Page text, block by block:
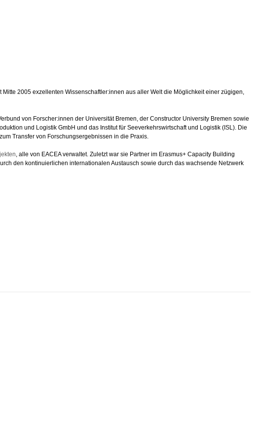
Mitte 2005 exzellenten Wissenschaftler:innen aus aller Welt die Möglichkeit einer zügigen,
von Forscher:innen der Universität Bremen, der Constructor University Bremen sowie
und Logistik GmbH und das Institut für Seeverkehrswirtschaft und Logistik (ISL). Die
Transfer von Forschungsergebnissen in die Praxis.
, alle von EACEA verwaltet. Zuletzt war sie Partner im Erasmus+ Capacity Building
den kontinuierlichen internationalen Austausch sowie durch das wachsende Netzwerk